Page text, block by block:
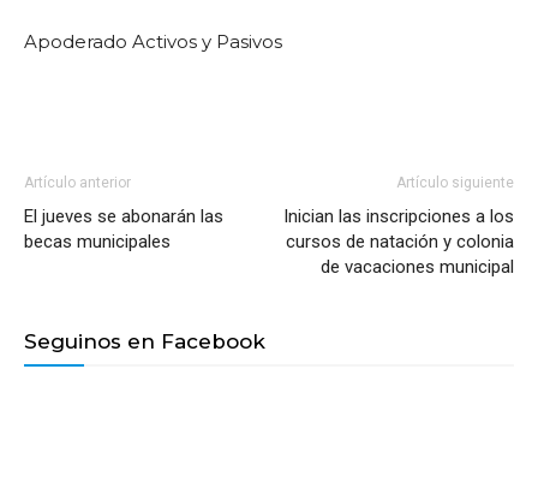
Apoderado Activos y Pasivos
Artículo anterior
El jueves se abonarán las
becas municipales
Artículo siguiente
Inician las inscripciones a los
cursos de natación y colonia
de vacaciones municipal
Seguinos en Facebook